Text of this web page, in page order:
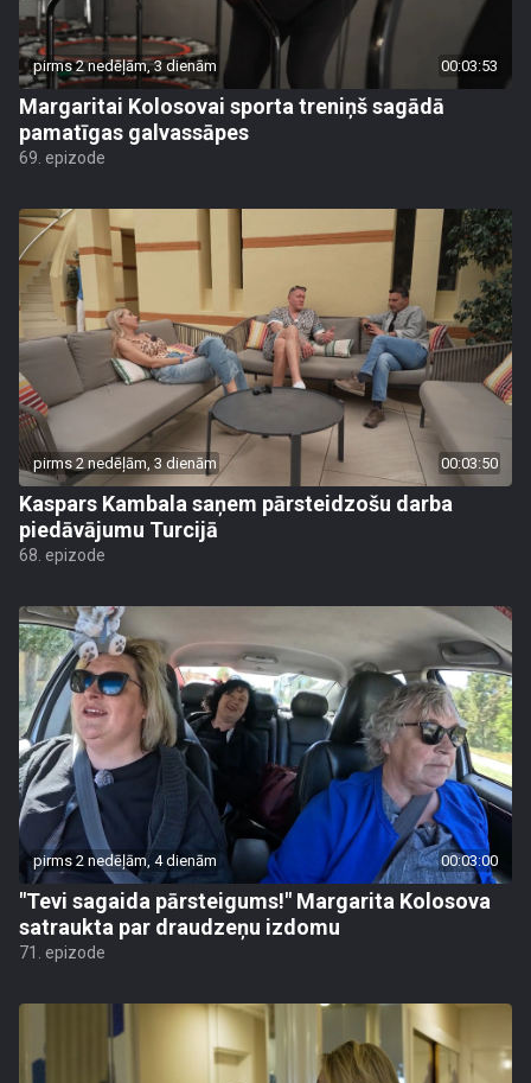
pirms 2 nedēļām, 3 dienām 00:03:53
Margaritai Kolosovai sporta treniņš sagādā
pamatīgas galvassāpes
69. epizode
pirms 2 nedēļām, 3 dienām 00:03:50
Kaspars Kambala saņem pārsteidzošu darba
piedāvājumu Turcijā
68. epizode
pirms 2 nedēļām, 4 dienām 00:03:00
"Tevi sagaida pārsteigums!" Margarita Kolosova
satraukta par draudzeņu izdomu
71. epizode